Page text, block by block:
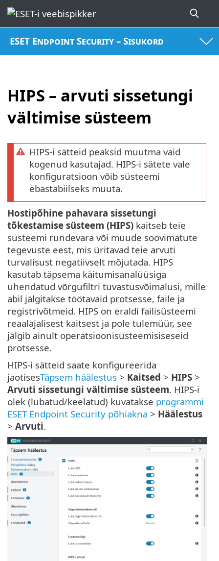
ESET Endpoint Security – Sisukord
HIPS – arvuti sissetungi
vältimise süsteem
HIPS-i sätteid peaksid muutma vaid
kogenud kasutajad. HIPS-i sätete vale
konfiguratsioon võib süsteemi
ebastabiilseks muuta.
Hostipõhine pahavara sissetungi
tõkestamise süsteem (HIPS) kaitseb teie
süsteemi ründevara või muude soovimatute
tegevuste eest, mis üritavad teie arvuti
turvalisust negatiivselt mõjutada. HIPS
kasutab täpsema käitumisanalüüsiga
ühendatud võrgufiltri tuvastusvõimalusi, mille
abil jälgitakse töötavaid protsesse, faile ja
registrivõtmeid. HIPS on eraldi failisüsteemi
reaalajalisest kaitsest ja pole tulemüür, see
jälgib ainult operatsioonisüsteemisiseseid
protsesse.
HIPS-i sätteid saate konfigureerida
jaotisesTäpsem häälestus > Kaitsed > HIPS >
Arvuti sissetungi vältimise süsteem. HIPS-i
olek (lubatud/keelatud) kuvatakse programmi
ESET Endpoint Security põhiakna > Häälestus
> Arvuti.